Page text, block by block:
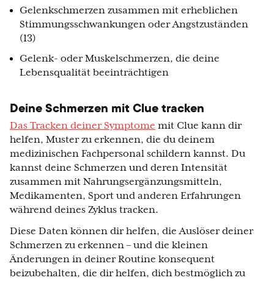
Gelenkschmerzen zusammen mit erheblichen
Stimmungsschwankungen oder Angstzuständen
(13)
Gelenk- oder Muskelschmerzen, die deine
Lebensqualität beeinträchtigen
Deine Schmerzen mit Clue tracken
Das Tracken deiner Symptome mit Clue kann dir
helfen, Muster zu erkennen, die du deinem
medizinischen Fachpersonal schildern kannst. Du
kannst deine Schmerzen und deren Intensität
zusammen mit Nahrungsergänzungsmitteln,
Medikamenten, Sport und anderen Erfahrungen
während deines Zyklus tracken.
Diese Daten können dir helfen, die Auslöser deiner
Schmerzen zu erkennen – und die kleinen
Änderungen in deiner Routine konsequent
beizubehalten, die dir helfen, dich bestmöglich zu